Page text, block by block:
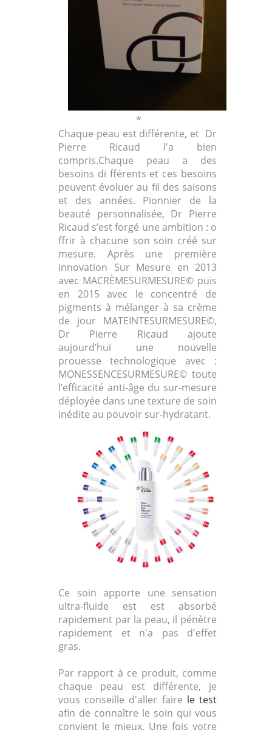
*
Chaque peau est différente, et Dr
Pierre Ricaud l'a bien
compris.Chaque peau a des
besoins di fférents et ces besoins
peuvent évoluer au fil des saisons
et des années. Pionnier de la
beauté personnalisée, Dr Pierre
Ricaud s’est forgé une ambition : o
ffrir à chacune son soin créé sur
mesure. Après une première
innovation Sur Mesure en 2013
avec MACRÈMESURMESURE© puis
en 2015 avec le concentré de
pigments à mélanger à sa crème
de jour MATEINTESURMESURE©,
Dr Pierre Ricaud ajoute
aujourd’hui une nouvelle
prouesse technologique avec :
MONESSENCESURMESURE© toute
l’efficacité anti-âge du sur-mesure
déployée dans une texture de soin
inédite au pouvoir sur-hydratant.
Ce soin apporte une sensation
ultra-fluide est est absorbé
rapidement par la peau, il pénètre
rapidement et n'a pas d'effet
gras.
Par rapport à ce produit, comme
chaque peau est différente, je
vous conseille d'aller faire le test
afin de connaître le soin qui vous
convient le mieux. Une fois votre